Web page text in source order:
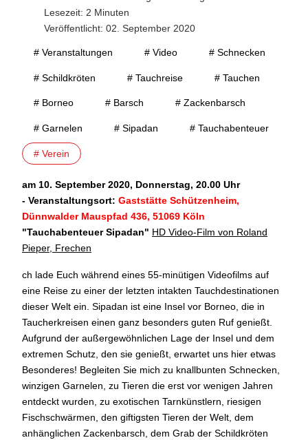
Lesezeit: 2 Minuten
Veröffentlicht: 02. September 2020
# Veranstaltungen # Video # Schnecken
# Schildkröten # Tauchreise # Tauchen
# Borneo # Barsch # Zackenbarsch
# Garnelen # Sipadan # Tauchabenteuer
# Verein
am 10. September 2020, Donnerstag, 20.00 Uhr
- Veranstaltungsort: Gaststätte Schützenheim,
Dünnwalder Mauspfad 436, 51069 Köln
"Tauchabenteuer Sipadan" HD Video-Film von Roland
Pieper, Frechen
ch lade Euch während eines 55-minütigen Videofilms auf
eine Reise zu einer der letzten intakten Tauchdestinationen
dieser Welt ein. Sipadan ist eine Insel vor Borneo, die in
Taucherkreisen einen ganz besonders guten Ruf genießt.
Aufgrund der außergewöhnlichen Lage der Insel und dem
extremen Schutz, den sie genießt, erwartet uns hier etwas
Besonderes! Begleiten Sie mich zu knallbunten Schnecken,
winzigen Garnelen, zu Tieren die erst vor wenigen Jahren
entdeckt wurden, zu exotischen Tarnkünstlern, riesigen
Fischschwärmen, den giftigsten Tieren der Welt, dem
anhänglichen Zackenbarsch, dem Grab der Schildkröten